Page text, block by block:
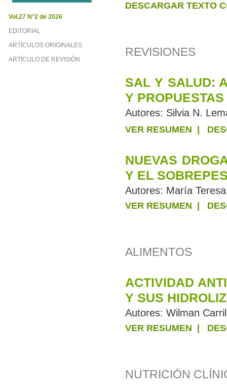
Vol.27 N°2 de 2026
EDITORIAL
ARTÍCULOS ORIGINALES
ARTÍCULO DE REVISIÓN
DESCARGAR TEXTO
REVISIONES
SAL Y SALUD:
Y PROPUESTAS
Autores: Silvia N.
VER RESUMEN
NUEVAS
Y EL
Autores: María
VER RESUMEN
ALIMENTOS
ACTIVIDAD
Y SUS
Autores: Wilman
VER RESUMEN
NUTRICIÓN